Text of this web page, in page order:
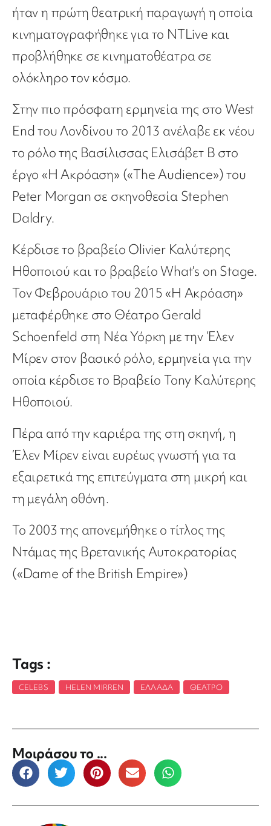
ήταν η πρώτη θεατρική παραγωγή η οποία
κινηματογραφήθηκε για το NTLive και
προβλήθηκε σε κινηματοθέατρα σε
ολόκληρο τον κόσμο.
Στην πιο πρόσφατη ερμηνεία της στο West
End του Λονδίνου το 2013 ανέλαβε εκ νέου
το ρόλο της Βασίλισσας Ελισάβετ Β στο
έργο «Η Ακρόαση» («The Audience») του
Peter Morgan σε σκηνοθεσία Stephen
Daldry.
Κέρδισε το βραβείο Olivier Καλύτερης
Ηθοποιού και το βραβείο What’s on Stage.
Τον Φεβρουάριο του 2015 «Η Ακρόαση»
μεταφέρθηκε στο Θέατρο Gerald
Schoenfeld στη Νέα Υόρκη με την Έλεν
Μίρεν στον βασικό ρόλο, ερμηνεία για την
οποία κέρδισε το Βραβείο Tony Καλύτερης
Ηθοποιού.
Πέρα από την καριέρα της στη σκηνή, η
Έλεν Μίρεν είναι ευρέως γνωστή για τα
εξαιρετικά της επιτεύγματα στη μικρή και
τη μεγάλη οθόνη.
Το 2003 της απονεμήθηκε ο τίτλος της
Ντάμας της Βρετανικής Αυτοκρατορίας
(«Dame of the British Empire»)
Tags :
CELEBS HELEN MIRREN ΕΛΛΆΔΑ ΘΈΑΤΡΟ
Μοιράσου το ...